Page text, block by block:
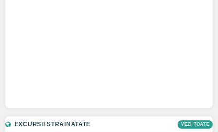
EXCURSII STRAINATATE VEZI TOATE